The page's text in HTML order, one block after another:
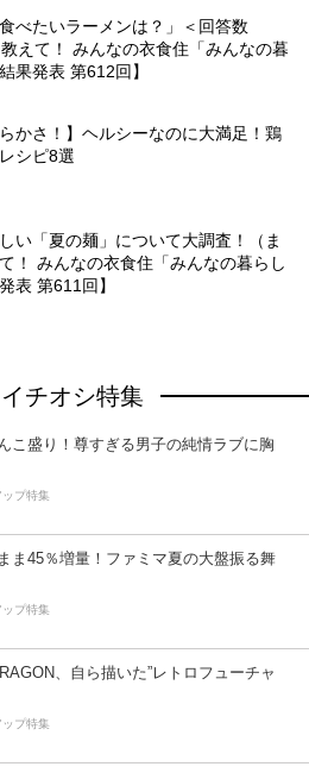
食べたいラーメンは？」＜回答数
えて！ みんなの衣食住「みんなの暮
果発表 第612回】
らかさ！】ヘルシーなのに大満足！鶏
シピ8選
い「夏の麺」について大調査！（ま
！ みんなの衣食住「みんなの暮らし
表 第611回】
チオシ特集
こ盛り！尊すぎる男子の純情ラブに胸
ップ特集
ま45％増量！ファミマ夏の大盤振る舞
ップ特集
、自ら描いた”レトロフューチャ
ップ特集